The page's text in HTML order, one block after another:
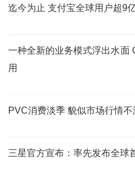
迄今为止 支付宝全球用户超9
一种全新的业务模式浮出水面
用
PVC消费淡季 貌似市场行情不
三星官方宣布：率先发布全球